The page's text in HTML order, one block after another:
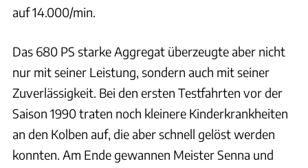
auf 14.000/min.
Das 680 PS starke Aggregat überzeugte aber nicht
nur mit seiner Leistung, sondern auch mit seiner
Zuverlässigkeit. Bei den ersten Testfahrten vor der
Saison 1990 traten noch kleinere Kinderkrankheiten
an den Kolben auf, die aber schnell gelöst werden
konnten. Am Ende gewannen Meister Senna und